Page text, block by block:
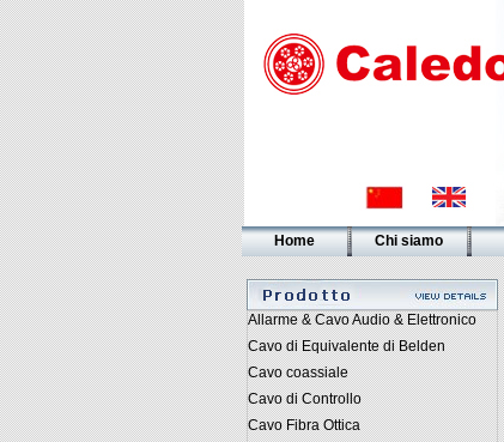
Home Chi siamo
Allarme & Cavo Audio & Elettronico
Cavo di Equivalente di Belden
Cavo coassiale
Cavo di Controllo
Cavo Fibra Ottica